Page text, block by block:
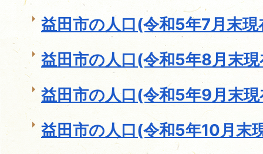
益田市の人口(令和5年7月末現
益田市の人口(令和5年8月末
益田市の人口(令和5年9月末
益田市の人口(令和5年10月末